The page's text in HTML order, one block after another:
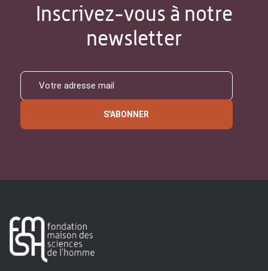
Inscrivez-vous à notre
newsletter
S'ABONNER